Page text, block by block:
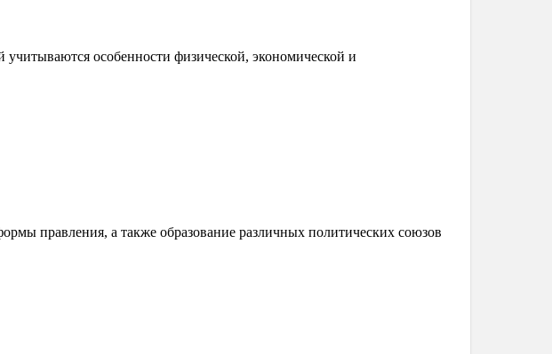
особенности физической, экономической и
правления, а также образование различных политических союзов